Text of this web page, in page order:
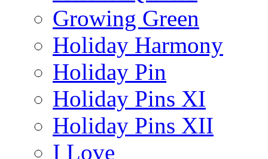
Growing Green
Holiday Harmony
Holiday Pin
Holiday Pins XI
Holiday Pins XII
I Love